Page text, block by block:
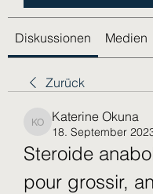
Diskussionen Medien
Zurück
Katerine Okuna
Katerine Okuna
18. September
Steroide
pour grossir,